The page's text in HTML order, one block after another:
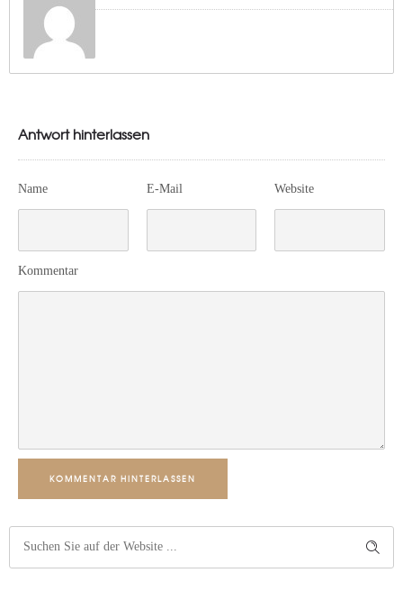
Antwort hinterlassen
Name E-Mail Website
Kommentar
KOMMENTAR HINTERLASSEN